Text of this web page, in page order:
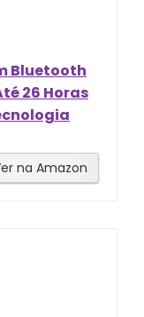
Bluetooth
26 Horas
na Amazon